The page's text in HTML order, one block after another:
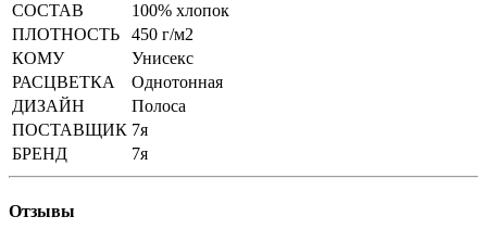
СОСТАВ
100% хлопок
ПЛОТНОСТЬ
450 г/м2
КОМУ
Унисекс
РАСЦВЕТКА
Однотонная
ДИЗАЙН
Полоса
ПОСТАВЩИК 7я
БРЕНД
7я
Отзывы